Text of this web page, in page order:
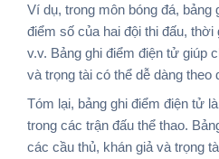
Ví dụ, trong môn bóng đá, bảng
điểm số của hai đội thi đấu, thời
v.v. Bảng ghi điểm điện tử giúp
và trọng tài có thể dễ dàng theo
Tóm lại, bảng ghi điểm điện tử
trong các trận đấu thể thao.
các cầu thủ, khán giả và trọng